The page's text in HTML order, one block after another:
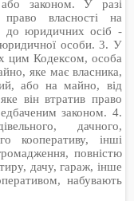
або законом. У разі
право власності на
до юридичних осіб -
юридичної особи. 3. У
цим Кодексом, особа
яке має власника,
або на майно, від
він втратив право
законом. 4.
дачного,
кооперативу, інші
повністю
дачу, гараж, інше
набувають